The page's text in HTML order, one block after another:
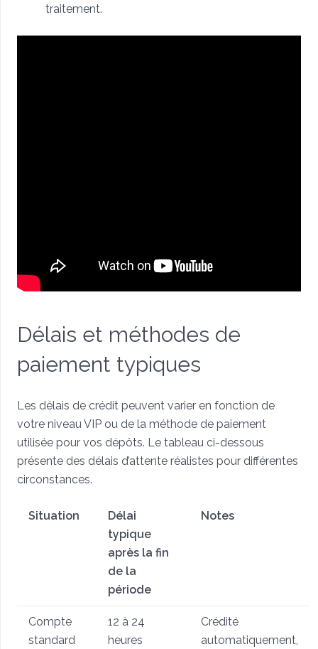
traitement.
Délais et méthodes de
paiement typiques
Les délais de crédit peuvent varier en fonction de
votre niveau VIP ou de la méthode de paiement
utilisée pour vos dépôts. Le tableau ci-dessous
présente des délais d’attente réalistes pour différentes
circonstances.
Situation
Délai
typique
après la fin
de la
période
Notes
Compte
standard
12 à 24
heures
Crédité
automatiquement,